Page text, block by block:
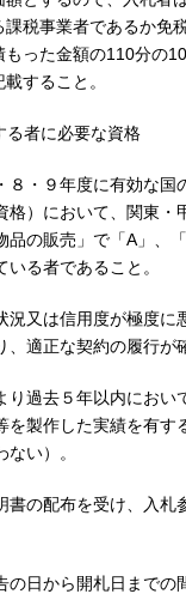
課税事業者であるか免
もった金額の110分の
すること。
者に必要な資格
８・９年度に有効な
格）において、関東
品の販売」で「A」、
いる者であること。
況又は信用度が極度に
、適正な契約の履行が
り過去５年以内におい
を製作した実績を有す
い）。
書の配布を受け、入札
の日から開札日までの